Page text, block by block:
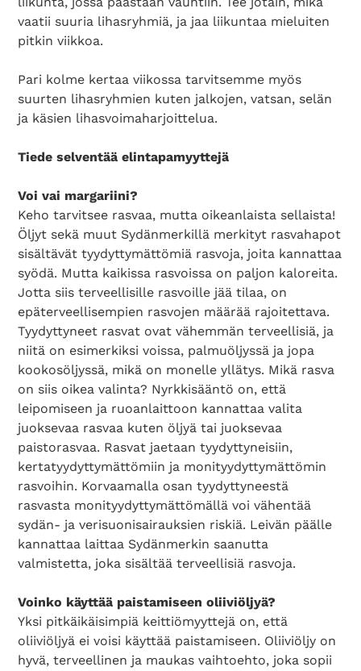
vaatii suuria lihasryhmiä, ja jaa liikuntaa mieluiten
pitkin viikkoa.
Pari kolme kertaa viikossa tarvitsemme myös
suurten lihasryhmien kuten jalkojen, vatsan, selän
ja käsien lihasvoimaharjoittelua.
Tiede selventää elintapamyyttejä
Voi vai margariini?
Keho tarvitsee rasvaa, mutta oikeanlaista sellaista!
Öljyt sekä muut Sydänmerkillä merkityt rasvahapot
sisältävät tyydyttymättömiä rasvoja, joita kannattaa
syödä. Mutta kaikissa rasvoissa on paljon kaloreita.
Jotta siis terveellisille rasvoille jää tilaa, on
epäterveellisempien rasvojen määrää rajoitettava.
Tyydyttyneet rasvat ovat vähemmän terveellisiä, ja
niitä on esimerkiksi voissa, palmuöljyssä ja jopa
kookosöljyssä, mikä on monelle yllätys. Mikä rasva
on siis oikea valinta? Nyrkkisääntö on, että
leipomiseen ja ruoanlaittoon kannattaa valita
juoksevaa rasvaa kuten öljyä tai juoksevaa
paistorasvaa. Rasvat jaetaan tyydyttyneisiin,
kertatyydyttymättömiin ja monityydyttymättömin
rasvoihin. Korvaamalla osan tyydyttyneestä
rasvasta monityydyttymättömällä voi vähentää
sydän- ja verisuonisairauksien riskiä. Leivän päälle
kannattaa laittaa Sydänmerkin saanutta
valmistetta, joka sisältää terveellisiä rasvoja.
Voinko käyttää paistamiseen oliiviöljyä?
Yksi pitkäikäisimpiä keittiömyyttejä on, että
oliiviöljyä ei voisi käyttää paistamiseen. Oliiviöljy on
hyvä, terveellinen ja maukas vaihtoehto, joka sopii